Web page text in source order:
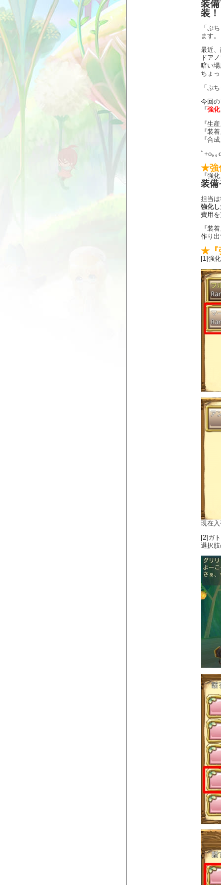
装
装
「ぷ
ます。
最近
ドア
暗い
ちょ
「ぷ
今回
『 強化
『生
『装
『合
ﾟ+o｡｡
★強
『強
装備
担当
強化
費用
『装
作り
★『
[1]強
現在
[2]ガ
選択